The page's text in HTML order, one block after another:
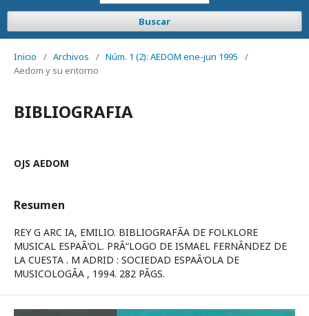
Buscar
Inicio / Archivos / Núm. 1 (2): AEDOM ene-jun 1995
/
Aedom y su entorno
BIBLIOGRAFIA
OJS AEDOM
Resumen
REY G ARC IA, EMILIO. BIBLIOGRAFÃA DE FOLKLORE
MUSICAL ESPAÃ‘OL. PRÃ“LOGO DE ISMAEL FERNÃNDEZ DE
LA CUESTA . M ADRID : SOCIEDAD ESPAÃ‘OLA DE
MUSICOLOGÃA , 1994. 282 PÃGS.